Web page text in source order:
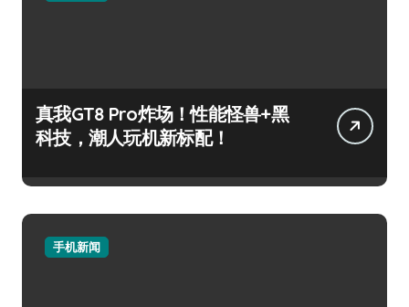
真我GT8 Pro炸场！性能怪兽+黑
科技，潮人玩机新标配！
手机新闻